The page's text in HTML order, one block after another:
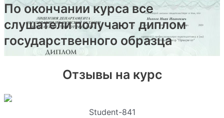
По окончании курса все
слушатели получают диплом
государственного образца
Отзывы на курс
Student-841